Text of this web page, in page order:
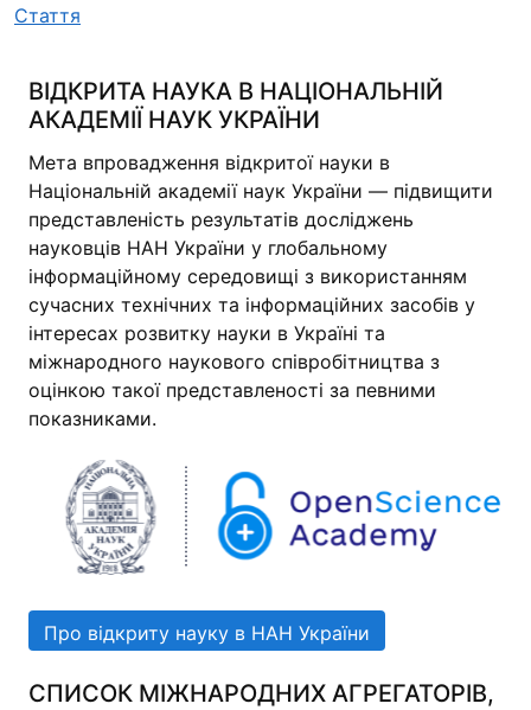
Стаття
ВІДКРИТА НАУКА В НАЦІОНАЛЬНІЙ
АКАДЕМІЇ НАУК УКРАЇНИ
Мета впровадження відкритої науки в
Національній академії наук України — підвищити
представленість результатів досліджень
науковців НАН України у глобальному
інформаційному середовищі з використанням
сучасних технічних та інформаційних засобів у
інтересах розвитку науки в Україні та
міжнародного наукового співробітництва з
оцінкою такої представленості за певними
показниками.
Про відкриту науку в НАН України
СПИСОК МІЖНАРОДНИХ АГРЕГАТОРІВ,